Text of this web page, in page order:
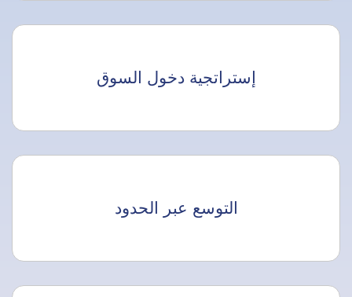
إستراتجية دخول السوق
التوسع عبر الحدود